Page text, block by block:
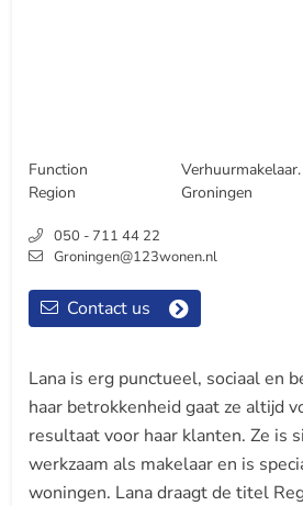
Function
Region
Groningen
050 - 711 44 22
Groningen@123wonen.nl
Contact us
Lana is erg punctueel, sociaal en
haar betrokkenheid gaat ze altijd
resultaat voor haar klanten. Ze is
werkzaam als makelaar en is
woningen. Lana draagt de titel